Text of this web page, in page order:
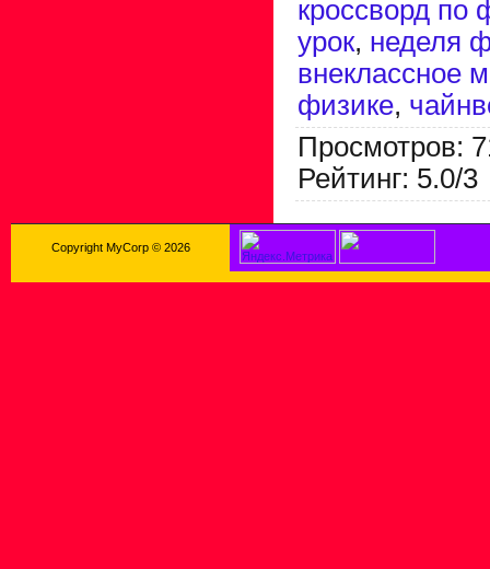
кроссворд по
урок, неделя
внеклассное
физике,
Просмотров:
Рейтинг: 5.0/3
Copyright MyCorp © 2026